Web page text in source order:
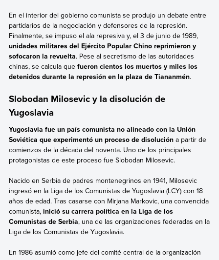
En el interior del gobierno comunista se produjo un debate entre
partidarios de la negociación y defensores de la represión.
Finalmente, se impuso el ala represiva y, el 3 de junio de 1989,
unidades militares del Ejército Popular Chino reprimieron y
sofocaron la revuelta. Pese al secretismo de las autoridades
chinas, se calcula que fueron cientos los muertos y miles los
detenidos durante la represión en la plaza de Tiananmén.
Slobodan Milosevic y la disolución de
Yugoslavia
Yugoslavia fue un país comunista no alineado con la Unión
Soviética que experimentó un proceso de disolucióna partir de
comienzos de la década del noventa. Uno de los principales
protagonistas de este proceso fue Slobodan Milosevic.
Nacido en Serbia de padres montenegrinos en 1941, Milosevic
ingresó en la Liga de los Comunistas de Yugoslavia (LCY) con 18
años de edad. Tras casarse con Mirjana Markovic, una convencida
comunista,inició su carrera política en la Liga de los
Comunistas de Serbia, una de las organizaciones federadas en la
Liga de los Comunistas de Yugoslavia.
En 1986 asumió como jefe del comité central de la organización